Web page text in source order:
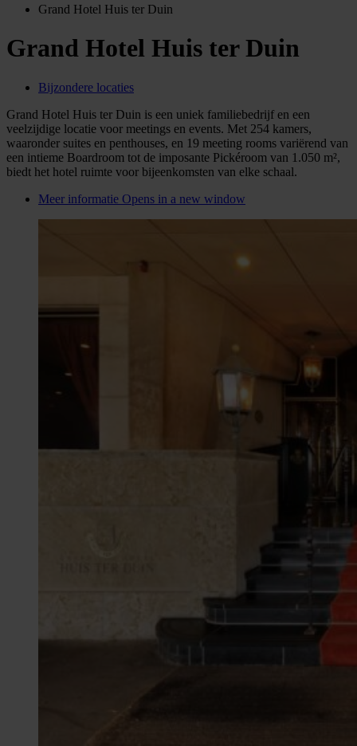
Grand Hotel Huis ter Duin
Grand Hotel Huis ter Duin
Bijzondere locaties
Grand Hotel Huis ter Duin is een uniek familiebedrijf en een
veelzijdige locatie voor meetings en events. Met 254 kamers,
waaronder suites en penthouses, en 19 meeting rooms variërend van
een intieme Boardroom tot de imposante Pickéroom van 1.050 m²,
biedt het hotel ruimte voor bijeenkomsten van elke schaal.
Meer informatie Opens in a new window